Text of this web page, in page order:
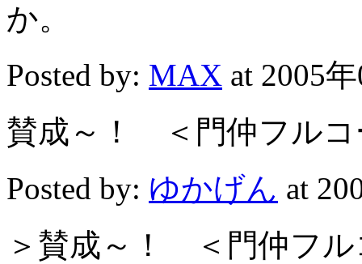
か。
Posted by: MAX at 2005
賛成～！ ＜門仲フルコ
Posted by: ゆかげん at
＞賛成～！ ＜門仲フル